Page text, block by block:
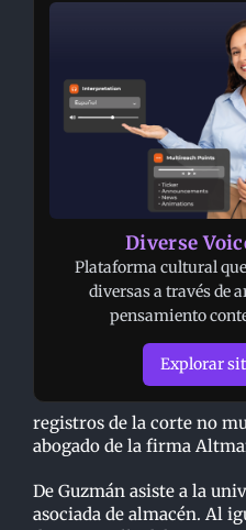
Diverse
Plataforma cultural
diversas a través de
pensamiento
Explorar
registros de la corte no
abogado de la firma
De Guzmán asiste a la
asociada de almacén. Al